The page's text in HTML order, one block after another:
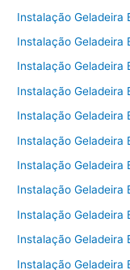
Instalação Geladeira
Instalação Geladeira
Instalação Geladeira
Instalação Geladeira
Instalação Geladeira
Instalação Geladeira
Instalação Geladeira
Instalação Geladeira
Instalação Geladeira
Instalação Geladeira
Instalação Geladeira